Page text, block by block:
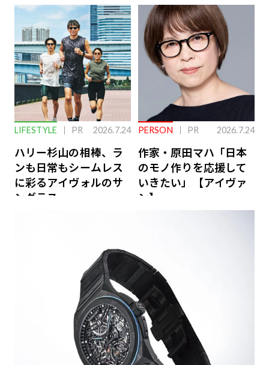
下を救う、脳のインナ
ーケアとは
LIFESTYLE PR 2026.7.24
ハリー杉山の相棒、ラ
ンも日常もシームレス
に彩るアイヴォルのサ
ングラス
PERSON PR 2026.7.24
作家・原田マハ「日本
のモノ作りを応援して
いきたい」【アイヴァ
ン】